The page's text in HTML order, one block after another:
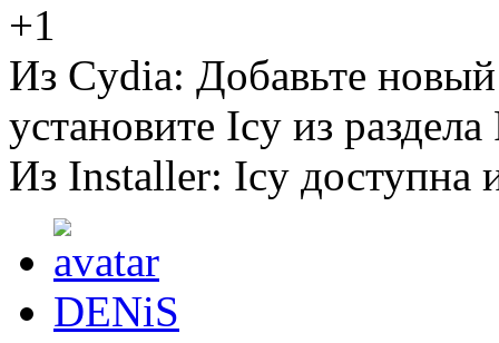
+1
Из Cydia: Добавьте
установите Icy из
Из Installer: Icy доступна
DENiS